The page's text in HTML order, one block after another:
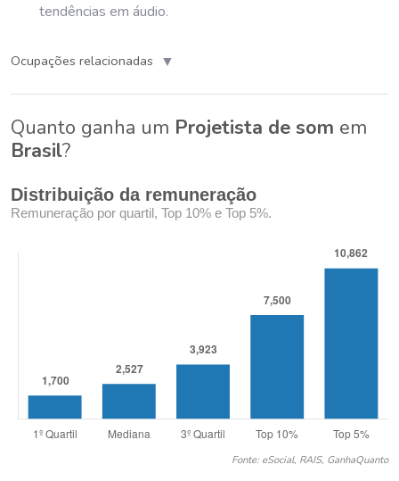
tendências em áudio.
Ocupações relacionadas ▼
Quanto ganha um Projetista de som em
Brasil?
Distribuição da remuneração
Remuneração por quartil, Top 10% e Top 5%.
Fonte: eSocial, RAIS, GanhaQuanto